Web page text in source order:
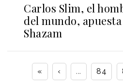
Carlos Slim, el
del mundo,
Shazam
« ‹ ... 84